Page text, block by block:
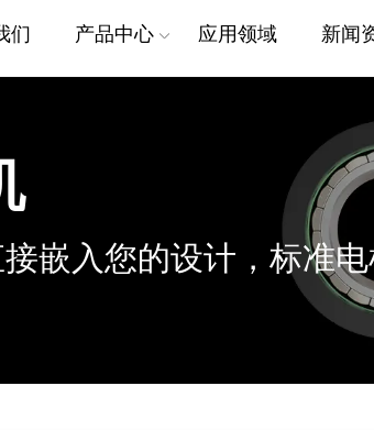
们 产品中心
电感单双编码器
无框力
应用领域 新闻
嵌入您的设计，标准